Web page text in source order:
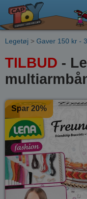
Legetøj > Gaver 150 kr -
TILBUD -
Spar 20%